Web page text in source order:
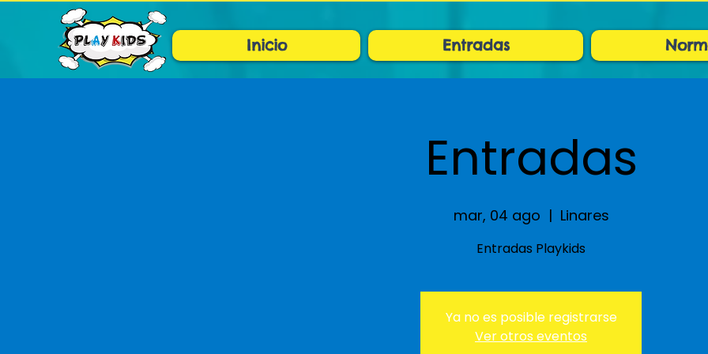
Inicio Entradas
Entradas
mar, 04 ago
  |
Linares
Entradas Playkids
Ya no es posible registrarse
Ver otros eventos